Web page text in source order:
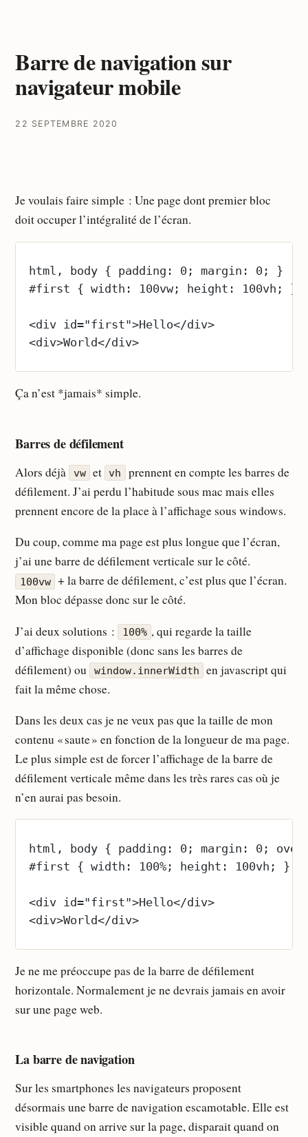
Barre de navigation sur
navigateur mobile
22 SEPTEMBRE 2020
Je voulais faire simple : Une page dont premier bloc
doit occuper l’intégralité de l’écran.
html, body { padding: 0; margin: 0; }
#first { width: 100vw; height: 100vh; }
<div id="first">Hello</div>
<div>World</div>
Ça n’est *jamais* simple.
Barres de défilement
Alors déjà vw et vh
prennent en compte les barres de
défilement. J’ai perdu l’habitude sous mac mais elles
prennent encore de la place à l’affichage sous windows.
Du coup, comme ma page est plus longue que l’écran,
j’ai une barre de défilement verticale sur le côté.
100vw + la barre de défilement, c’est plus que l’écran.
Mon bloc dépasse donc sur le côté.
J’ai deux solutions :
100% , qui regarde la taille
d’affichage disponible (donc sans les barres de
défilement) ou
window.innerWidth
en javascript qui
fait la même chose.
Dans les deux cas je ne veux pas que la taille de mon
contenu « saute » en fonction de la longueur de ma page.
Le plus simple est de forcer l’affichage de la barre de
défilement verticale même dans les très rares cas où je
n’en aurai pas besoin.
html, body { padding: 0; margin: 0;
#first { width: 100%; height: 100vh; }
<div id="first">Hello</div>
<div>World</div>
Je ne me préoccupe pas de la barre de défilement
horizontale. Normalement je ne devrais jamais en avoir
sur une page web.
La barre de navigation
Sur les smartphones les navigateurs proposent
désormais une barre de navigation escamotable. Elle est
visible quand on arrive sur la page, disparait quand on